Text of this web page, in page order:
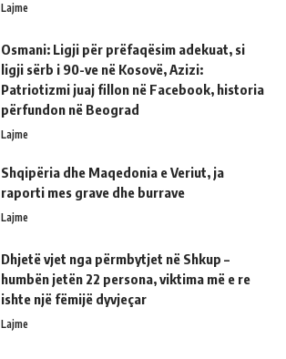
Lajme
Osmani: Ligji për prëfaqësim adekuat, si
ligji sërb i 90-ve në Kosovë, Azizi:
Patriotizmi juaj fillon në Facebook, historia
përfundon në Beograd
Lajme
Shqipëria dhe Maqedonia e Veriut, ja
raporti mes grave dhe burrave
Lajme
Dhjetë vjet nga përmbytjet në Shkup –
humbën jetën 22 persona, viktima më e re
ishte një fëmijë dyvjeçar
Lajme